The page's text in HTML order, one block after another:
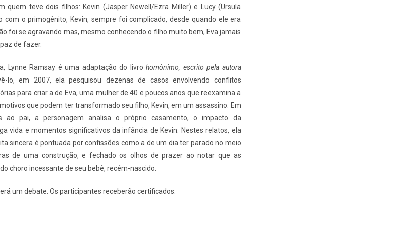
quem teve dois filhos: Kevin (Jasper Newell/Ezra Miller) e Lucy (Ursula
com o primogênito, Kevin, sempre foi complicado, desde quando ele era
foi se agravando mas, mesmo conhecendo o filho muito bem, Eva jamais
de fazer.
Lynne Ramsay é uma adaptação do livrohomônimo, escrito pela autora
lo, em 2007, ela pesquisou dezenas de casos envolvendo conflitos
para criar a de Eva, uma mulher de 40 e poucos anos que reexamina a
que podem ter transformado seu filho, Kevin, em um assassino. Em
ao pai, a personagem analisa o próprio casamento, o impacto da
vida e momentos significativos da infância de Kevin. Nestes relatos, ela
sincera é pontuada por confissões como a de um dia ter parado no meio
de uma construção, e fechado os olhos de prazer ao notar que as
choro incessante de seu bebê, recém-nascido.
um debate. Os participantes receberão certificados.